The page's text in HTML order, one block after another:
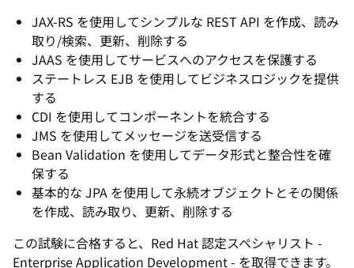
JAX-RS を使用してシンプルな REST API を作成、読み
取り/検索、更新、削除する
JAAS を使用してサービスへのアクセスを保護する
ステートレス EJB を使用してビジネスロジックを提供
する
CDI を使用してコンポーネントを統合する
JMS を使用してメッセージを送受信する
Bean Validation を使用してデータ形式と整合性を確
保する
基本的な JPA を使用して永続オブジェクトとその関係
を作成、読み取り、更新、削除する
この試験に合格すると、Red Hat 認定スペシャリスト -
Enterprise Application Development - を取得できます。